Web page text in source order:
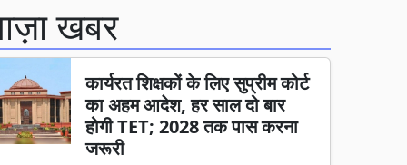
खबर
कार्यरत शिक्षकों के लिए सुप्रीम कोर्ट
का अहम आदेश, हर साल दो बार
होगी TET; 2028 तक पास करना
जरूरी